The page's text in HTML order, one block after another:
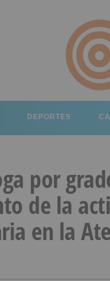
DEPORTES
por
de la
en la